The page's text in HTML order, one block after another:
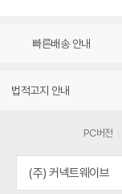
빠른배송 안내
법적고지 안내
PC버전
(주) 커넥트웨이브